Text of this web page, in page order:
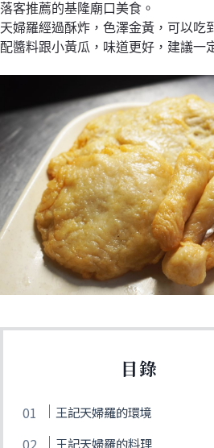
落客推薦的基隆廟口美食。
天婦羅經過酥炸，色澤金黃，可以吃
配醬料跟小黃瓜，味道更好，建議一
目錄
王記天婦羅的環境
王記天婦羅的料理